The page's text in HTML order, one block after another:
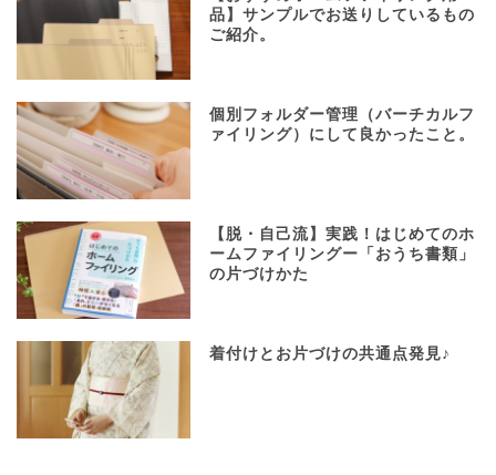
品】サンプルでお送りしているもの
ご紹介。
個別フォルダー管理（バーチカルフ
ァイリング）にして良かったこと。
【脱・自己流】実践！はじめてのホ
ームファイリングー「おうち書類」
の片づけかた
着付けとお片づけの共通点発見♪